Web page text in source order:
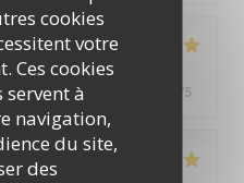
cookies
votre
Ces cookies
à
navigation,
du site,
des
:5/5 Qualité / Prix /5